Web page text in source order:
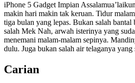
iPhone 5 Gadget Impian
makin hari makin tak keruan. Tidur
tiga bulan yang lepas. Bukan salah bantal
salah Mek Nah, arwah isterinya yang
menemani malam-malam sepinya.
dulu. Juga bukan salah air telaganya
Carian